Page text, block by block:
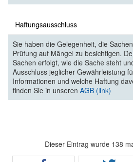
Haftungsausschluss
Sie haben die Gelegenheit, die
Prüfung auf Mängel zu besichtigen.
Sachen erfolgt, wie die Sache steht
Ausschluss jeglicher Gewährleistung
Informationen und welche Haftung
finden Sie in unseren AGB (link)
Dieser Eintrag wurde 138